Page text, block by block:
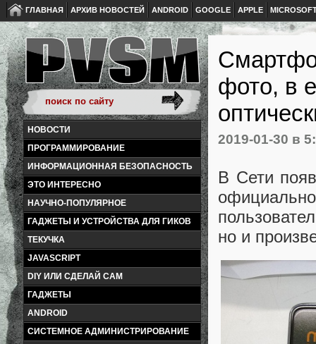
ГЛАВНАЯ АРХИВ НОВОСТЕЙ ANDROID GOOGLE APPLE
НОВОСТИ
ПРОГРАММИРОВАНИЕ
ИНФОРМАЦИОННАЯ БЕЗОПАСНОСТЬ
ЭТО ИНТЕРЕСНО
НАУЧНО-ПОПУЛЯРНОЕ
ГАДЖЕТЫ И УСТРОЙСТВА ДЛЯ ГИКОВ
ТЕКУЧКА
JAVASCRIPT
DIY ИЛИ СДЕЛАЙ САМ
ГАДЖЕТЫ
ANDROID
СИСТЕМНОЕ АДМИНИСТРИРОВАНИЕ
фото, в
2019-01-30 в
В Сети
но и